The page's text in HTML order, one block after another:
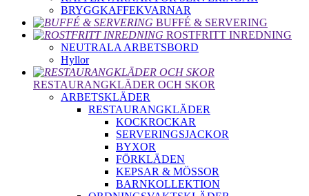
BRYGGKAFFEKVARNAR
BUFFÉ & SERVERING
ROSTFRITT INREDNING
NEUTRALA ARBETSBORD
Hyllor
RESTAURANGKLÄDER OCH SKOR
ARBETSKLÄDER
RESTAURANGKLÄDER
KOCKROCKAR
SERVERINGSJACKOR
BYXOR
FÖRKLÄDEN
KEPSAR & MÖSSOR
BARNKOLLEKTION